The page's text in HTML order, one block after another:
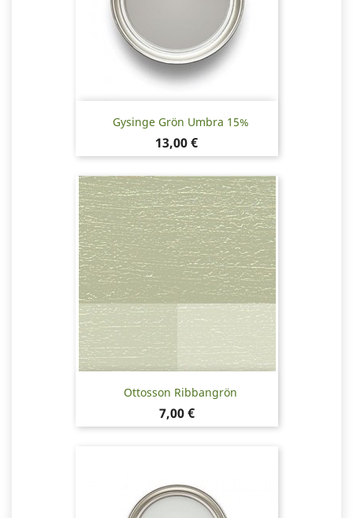
Gysinge Grön Umbra 15%
Pris
13,00 €
Ottosson Ribbangrön
Pris
7,00 €